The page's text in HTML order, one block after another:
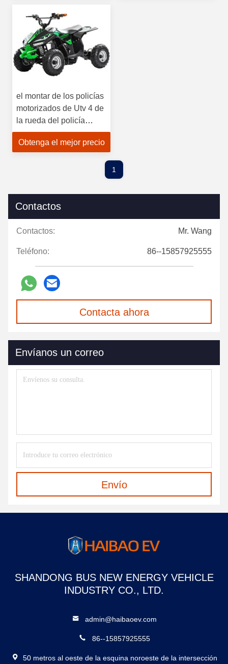
el montar de los policías
motorizados de Utv 4 de
la rueda del policía
motorizado 4 de 48v Off
Road 4 eléctrico
Obtenga el mejor precio
1
Contactos
Contactos: Mr. Wang
Teléfono: 86--15857925555
Contacta ahora
Envíanos un correo
Envío
SHANDONG BUS NEW ENERGY VEHICLE
INDUSTRY CO., LTD.
admin@haibaoev.com
86--15857925555
50 metros al oeste de la esquina noroeste de la intersección